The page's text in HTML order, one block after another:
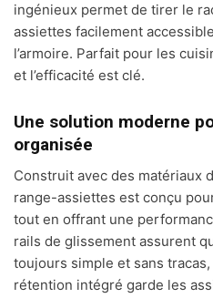
ingénieux permet de tirer le
assiettes facilement
l’armoire. Parfait pour les
et l’efficacité est clé.
Une solution moderne
organisée
Construit avec des matériaux
range-assiettes est conçu
tout en offrant une
rails de glissement assurent
toujours simple et sans
rétention intégré garde les